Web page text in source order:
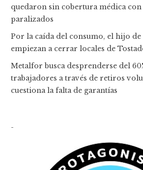
quedaron sin cobertura médica
paralizados
Por la caída del consumo, el hijo
empiezan a cerrar locales de
Metalfor busca desprenderse del
trabajadores a través de retiros
cuestiona la falta de garantías
-